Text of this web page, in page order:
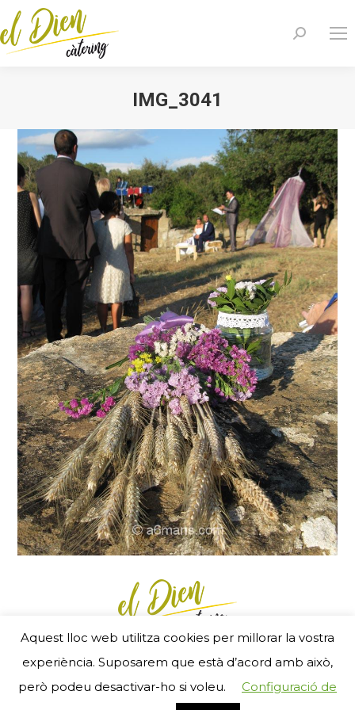
Search:
IMG_3041
You are here:
Menú Footer
- RGSEAA 25240 11 05 2 5 00007 - © 2017
ZigZag new mediai
Aquest lloc web utilitza cookies per millorar la vostra
experiència. Suposarem que està d’acord amb això,
però podeu desactivar-ho si voleu.
Configuració de